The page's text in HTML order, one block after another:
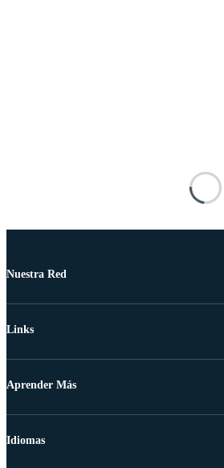
Nuestra Red
Links
Aprender Más
Idiomas